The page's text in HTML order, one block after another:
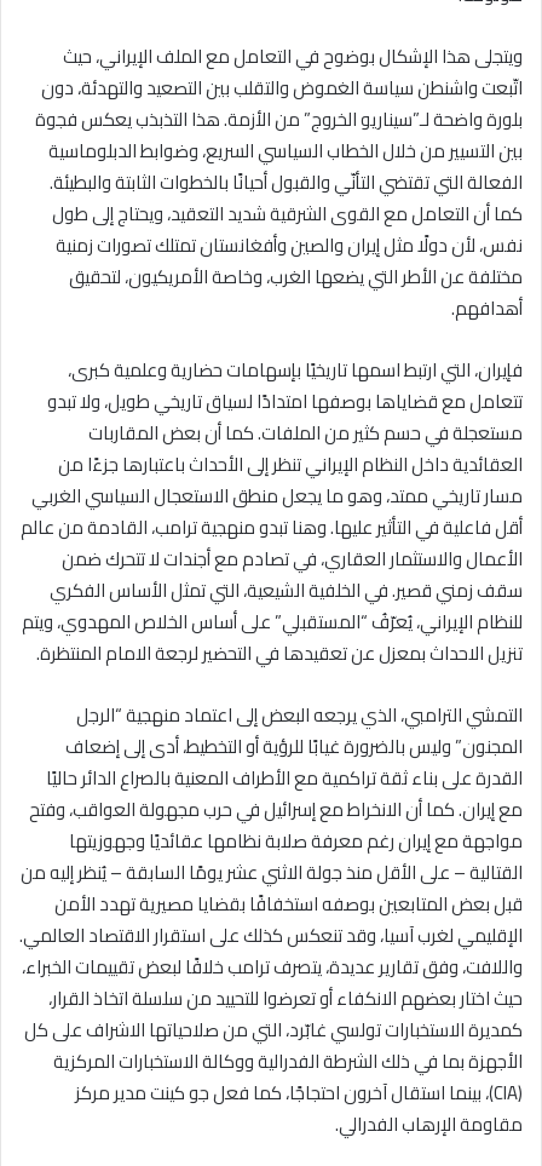
ويتجلى هذا الإشكال بوضوح في التعامل مع الملف الإيراني، حيث
اتّبعت واشنطن سياسة الغموض والتقلب بين التصعيد والتهدئة، دون
بلورة واضحة لـ”سيناريو الخروج” من الأزمة. هذا التذبذب يعكس فجوة
بين التسيير من خلال الخطاب السياسي السريع، وضوابط الدبلوماسية
الفعالة التي تقتضي التأنّي والقبول أحيانًا بالخطوات الثابتة والبطيئة.
كما أن التعامل مع القوى الشرقية شديد التعقيد، ويحتاج إلى طول
نفس، لأن دولًا مثل إيران والصين وأفغانستان تمتلك تصورات زمنية
مختلفة عن الأطر التي يضعها الغرب، وخاصة الأمريكيون، لتحقيق
أهدافهم.
فإيران، التي ارتبط اسمها تاريخيًا بإسهامات حضارية وعلمية كبرى،
تتعامل مع قضاياها بوصفها امتدادًا لسياق تاريخي طويل، ولا تبدو
مستعجلة في حسم كثير من الملفات. كما أن بعض المقاربات
العقائدية داخل النظام الإيراني تنظر إلى الأحداث باعتبارها جزءًا من
مسار تاريخي ممتد، وهو ما يجعل منطق الاستعجال السياسي الغربي
أقل فاعلية في التأثير عليها. وهنا تبدو منهجية ترامب، القادمة من عالم
الأعمال والاستثمار العقاري، في تصادم مع أجندات لا تتحرك ضمن
سقف زمني قصير. في الخلفية الشيعية، التي تمثل الأساس الفكري
للنظام الإيراني، يُعرّفُ “المستقبلي” على أساس الخلاص المهدوي، ويتم
تنزيل الاحداث بمعزل عن تعقيدها في التحضير لرجعة الامام المنتظرة.
التمشي الترامبي، الذي يرجعه البعض إلى اعتماد منهجية “الرجل
المجنون” وليس بالضرورة غيابًا للرؤية أو التخطيط، أدى إلى إضعاف
القدرة على بناء ثقة تراكمية مع الأطراف المعنية بالصراع الدائر حاليًا
مع إيران. كما أن الانخراط مع إسرائيل في حرب مجهولة العواقب، وفتح
مواجهة مع إيران رغم معرفة صلابة نظامها عقائديًا وجهوزيتها
القتالية – على الأقل منذ جولة الاثني عشر يومًا السابقة – يُنظر إليه من
قبل بعض المتابعين بوصفه استخفافًا بقضايا مصيرية تهدد الأمن
الإقليمي لغرب آسيا، وقد تنعكس كذلك على استقرار الاقتصاد العالمي.
واللافت، وفق تقارير عديدة، يتصرف ترامب خلافًا لبعض تقييمات الخبراء،
حيث اختار بعضهم الانكفاء أو تعرضوا للتحييد من سلسلة اتخاذ القرار،
كمديرة الاستخبارات تولسي غابّرد، التي من صلاحياتها الاشراف على كل
الأجهزة بما في ذلك الشرطة الفدرالية ووكالة الاستخبارات المركزية
(CIA)، بينما استقال آخرون احتجاجًا، كما فعل جو كينت مدير مركز
مقاومة الإرهاب الفدرالي.